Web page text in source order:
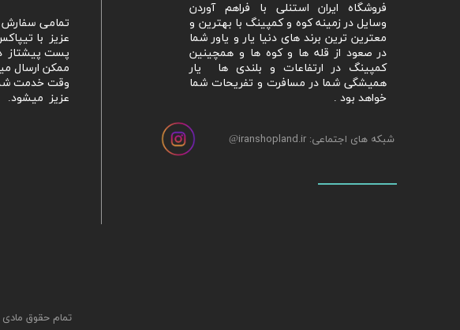
فروشگاه ایران استنلی با فراهم آوردن
وسایل در زمینه کوه و کمپینگ با بهترین و
معترین ترین برند های دنیا یار و یاور شما
در صعود از قله ها و کوه ها و همچینین
کمپینگ در ارتفاعات و بلندی ها یار
همیشگی شما در مسافرت و تفریحات شما
خواهد بود .
شبکه های اجتماعی: iranshopland.ir @
​تمامی
عزیز با
پست پیشتاز
ممکن ارسال
وقت خدمت
عزیز میشود.
تمام حقوق مادی